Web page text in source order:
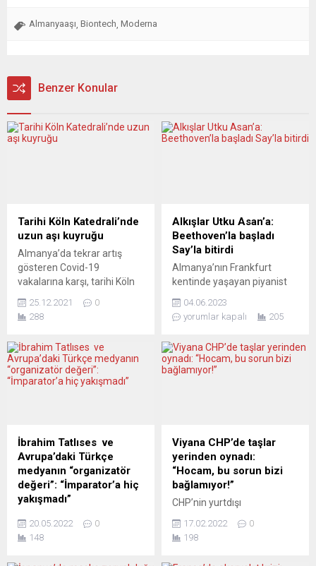
Almanyaaşı Biontech Moderna
Benzer Konular
Tarihi Köln Katedrali’nde
uzun aşı kuyruğu
Almanya’da tekrar artış
gösteren Covid-19
vakalarına karşı, tarihi Köln
Katedrali’nde aşılama
çalışması yapıldı. Covid-
19’dan korunmak amacıyla
önceden randevu alanlar
kısa bekleme süresinden
sonra içeri alınırken,
uzunluğunda kuyruklar
oluşturdu. Yaklaşık 4 saat
süren aşılama çalışmaları
esnasında Köln polisinin
katedral...
25.12.2021
0
288
Alkışlar Utku Asan’a:
Beethoven’la başladı
Say’la bitirdi
Almanya’nın Frankfurt
kentinde yaşayan piyanist
Utku Asan, Enternasyonal
Tiyatro Frankfurt
(Internationales Theather-
salonlarındaki solo
konserinde ayakta
Ludwig van Beethoven’den
eserleri yorumlayan Asan,
programı çağdaş Türk
müziğinin büyük
isimlerinden Fazıl Say’dan
şarkılarla bitirdi.. Son yıllarda
müzik eğitimini Frankfurt
Müzik...
04.06.2023
yorumlar kapalı
205
İbrahim Tatlıses ve
Avrupa’daki Türkçe
medyanın “organizatör
değeri”: “İmparator’a hiç
yakışmadı”
sonra “İmparator”un
konserleri için gün sayarken,
20.05.2022
0
148
Viyana CHP’de taşlar
yerinden oynadı:
“Hocam, bu sorun bizi
bağlamıyor!”
CHP’nin yurtdışı
isimlerden Hakverdi Gürbüz,
CHP Viyana Birliği Başkanı
17.02.2022
0
198